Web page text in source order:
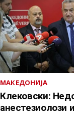
МАКЕДОНИЈА
Клековски:
анестезиолози